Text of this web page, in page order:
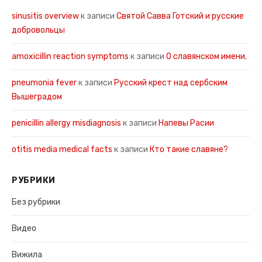
sinusitis overviewк записи Святой Савва Готский и русские
добровольцы
amoxicillin reaction symptoms к записи О славянском имени.
pneumonia feverк записи Русский крест над сербским
Вышеградом
penicillin allergy misdiagnosis к записи Напевы Расии
otitis media medical facts к записи Кто такие славяне?
РУБРИКИ
Без рубрики
Видео
Вижила